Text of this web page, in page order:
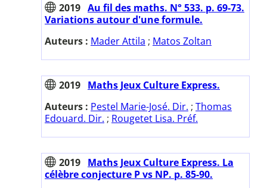
2019 Au fil des maths. N° 533. p. 69-73.
Variations autour d'une formule.
Auteurs : Mader Attila ; Matos Zoltan
2019 Maths Jeux Culture Express.
Auteurs : Pestel Marie-José. Dir. ; Thomas
Edouard. Dir. ; Rougetet Lisa. Préf.
2019 Maths Jeux Culture Express. La
célèbre conjecture P vs NP. p. 85-90.